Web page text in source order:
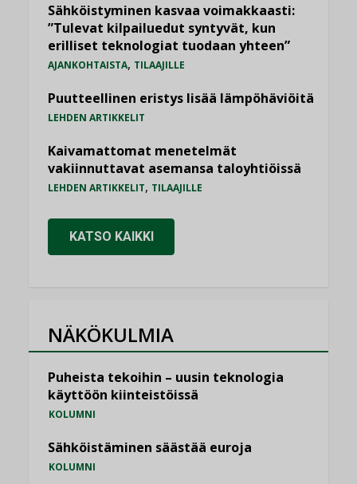
Sähköistyminen kasvaa voimakkaasti:
”Tulevat kilpailuedut syntyvät, kun
erilliset teknologiat tuodaan yhteen”
AJANKOHTAISTA, TILAAJILLE
Puutteellinen eristys lisää lämpöhäviöitä
LEHDEN ARTIKKELIT
Kaivamattomat menetelmät
vakiinnuttavat asemansa taloyhtiöissä
LEHDEN ARTIKKELIT, TILAAJILLE
KATSO KAIKKI
NÄKÖKULMIA
Puheista tekoihin – uusin teknologia
käyttöön kiinteistöissä
KOLUMNI
Sähköistäminen säästää euroja
KOLUMNI